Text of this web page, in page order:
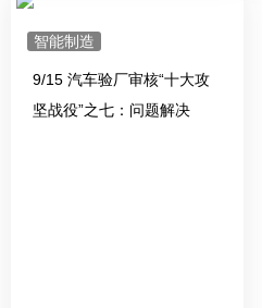
智能制造
9/15 汽车验厂审核“十大攻
坚战役”之七：问题解决